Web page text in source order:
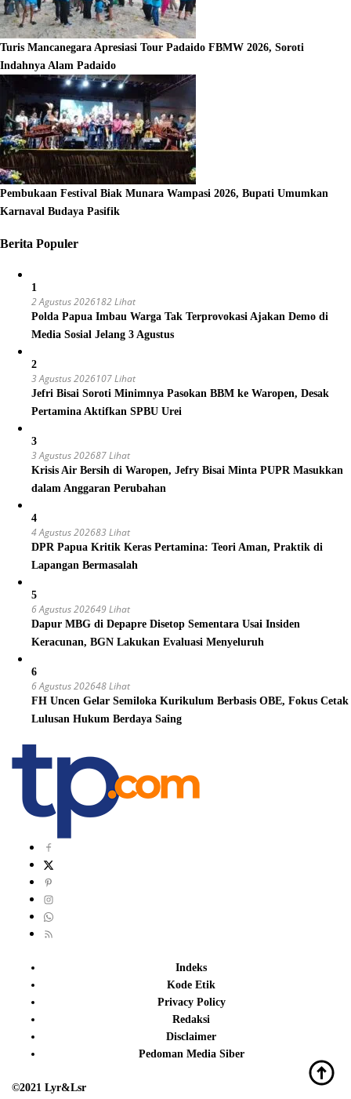
Turis Mancanegara Apresiasi Tour Padaido FBMW 2026, Soroti
Indahnya Alam Padaido
Pembukaan Festival Biak Munara Wampasi 2026, Bupati Umumkan
Karnaval Budaya Pasifik
Berita Populer
1
2 Agustus 2026182 Lihat
Polda Papua Imbau Warga Tak Terprovokasi Ajakan Demo di
Media Sosial Jelang 3 Agustus
2
3 Agustus 2026107 Lihat
Jefri Bisai Soroti Minimnya Pasokan BBM ke Waropen, Desak
Pertamina Aktifkan SPBU Urei
3
3 Agustus 202687 Lihat
Krisis Air Bersih di Waropen, Jefry Bisai Minta PUPR Masukkan
dalam Anggaran Perubahan
4
4 Agustus 202683 Lihat
DPR Papua Kritik Keras Pertamina: Teori Aman, Praktik di
Lapangan Bermasalah
5
6 Agustus 202649 Lihat
Dapur MBG di Depapre Disetop Sementara Usai Insiden
Keracunan, BGN Lakukan Evaluasi Menyeluruh
6
6 Agustus 202648 Lihat
FH Uncen Gelar Semiloka Kurikulum Berbasis OBE, Fokus Cetak
Lulusan Hukum Berdaya Saing
Indeks
Kode Etik
Privacy Policy
Redaksi
Disclaimer
Pedoman Media Siber
©2021 Lyr&Lsr